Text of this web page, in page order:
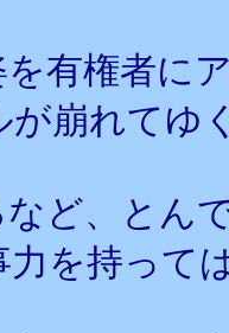
有権者に
が崩れてゆ
ど、とん
を持って